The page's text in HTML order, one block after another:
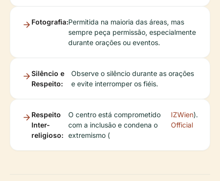
Fotografia:Permitida na maioria das áreas, mas
sempre peça permissão, especialmente
durante orações ou eventos.
Silêncio e
Respeito:
Observe o silêncio durante as orações
e evite interromper os fiéis.
Respeito
Inter-
religioso:
O centro está comprometido
com a inclusão e condena o
extremismo (
IZWien
Official
).